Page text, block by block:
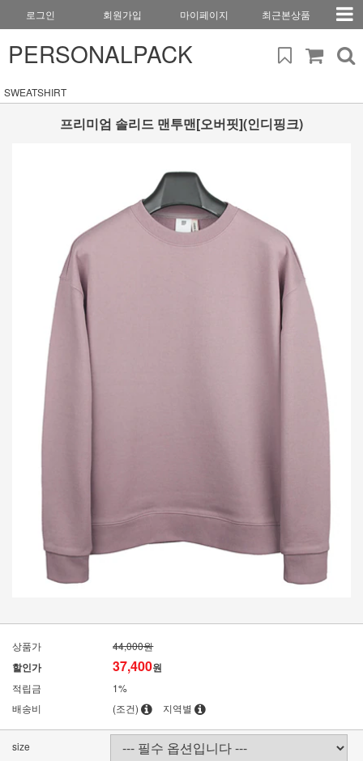
로그인 회원가입 마이페이지 최근본상품
PERSONALPACK
SWEATSHIRT
프리미엄 솔리드 맨투맨[오버핏](인디핑크)
상품가 44,000원
할인가 37,400원
적립금
1%
배송비
(조건) 지역별
size